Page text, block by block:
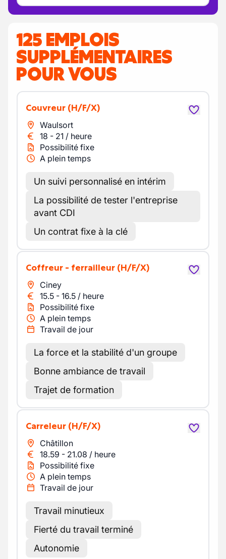
125 EMPLOIS
SUPPLÉMENTAIRES
POUR VOUS
Couvreur (H/F/X)
Waulsort
18 - 21 / heure
Possibilité fixe
A plein temps
Un suivi personnalisé en intérim
La possibilité de tester l'entreprise
avant CDI
Un contrat fixe à la clé
Coffreur - ferrailleur (H/F/X)
Ciney
15.5 - 16.5 / heure
Possibilité fixe
A plein temps
Travail de jour
La force et la stabilité d'un groupe
Bonne ambiance de travail
Trajet de formation
Carreleur (H/F/X)
Châtillon
18.59 - 21.08 / heure
Possibilité fixe
A plein temps
Travail de jour
Travail minutieux
Fierté du travail terminé
Autonomie